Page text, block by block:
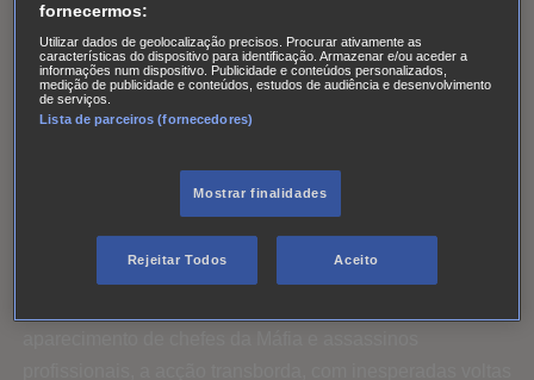
Juntos pela primeira vez, as “estrelas” de cinema Brad
Pitt e Julia Roberts encetam uma viagem hilariante e
plena de acção, a sul da fronteira, com James Gandolfini
(“Os Sopranos”), numa comédia romântica peculiar,
Antes do desafortunado Jerry poder fazer as pazes com
louca ao México para ir buscar uma pistola antiga e de
fornecermos:
Utilizar dados de geolocalização precisos. Procurar ativamente as
características do dispositivo para identificação. Armazenar e/ou aceder a
informações num dispositivo. Publicidade e conteúdos personalizados,
medição de publicidade e conteúdos, estudos de audiência e desenvolvimento
de serviços.
Lista de parceiros (fornecedores)
Mostrar finalidades
Rejeitar Todos Aceito